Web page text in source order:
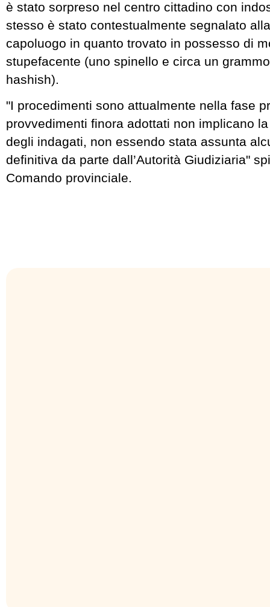
è stato sorpreso nel centro cittadino con
stesso è stato contestualmente segnalato
capoluogo in quanto trovato in possesso di
stupefacente (uno spinello e circa un
hashish).
"I procedimenti sono attualmente nella fase
provvedimenti finora adottati non implicano
degli indagati, non essendo stata assunta
definitiva da parte dall’Autorità Giudiziaria"
Comando provinciale.